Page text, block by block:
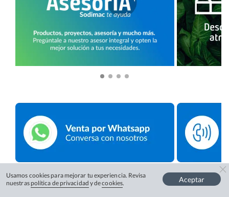
Usamos cookies para mejorar tu experiencia. Revisa
nuestras política de privacidad y decookies. Aceptar